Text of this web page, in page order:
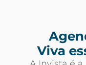
Viva